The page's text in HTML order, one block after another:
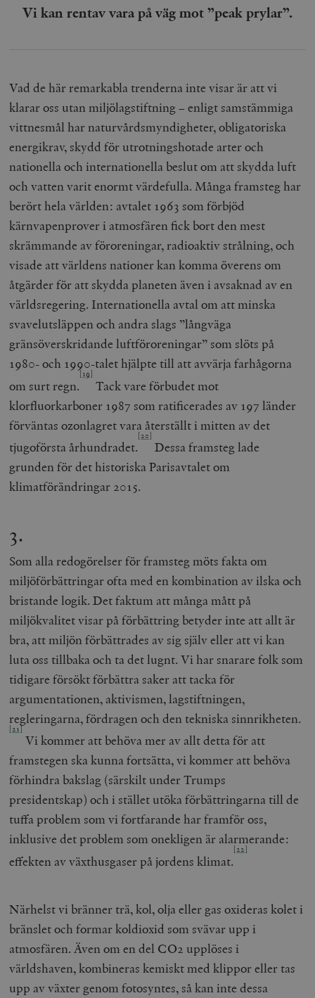
Vi kan rentav vara på väg mot ”peak prylar”.
Vad de här remarkabla trenderna inte visar är att vi
klarar oss utan miljölagstiftning – enligt samstämmiga
vittnesmål har naturvårdsmyndigheter, obligatoriska
energikrav, skydd för utrotningshotade arter och
nationella och internationella beslut om att skydda luft
och vatten varit enormt värdefulla.Många framsteg har
berört hela världen: avtalet 1963 som förbjöd
kärnvapenprover i atmosfären fick bort den mest
skrämmande av föroreningar, radioaktiv strålning, och
visade att världens nationer kan komma överens om
åtgärder för att skydda planeten även i avsaknad av en
världsregering. Internationella avtal om att minska
svavelutsläppen och andra slags ”långväga
gränsöverskridande luftföroreningar” som slöts på
1980- och 1990-talet hjälpte till att avvärja farhågorna
om surt regn.
[19]
Tack vare förbudet mot
klorfluorkarboner 1987 som ratificerades av 197 länder
förväntas ozonlagret vara återställt i mitten av det
tjugoförsta århundradet.
[20]
Dessa framsteg lade
grunden för det historiska Parisavtalet om
klimatförändringar 2015.
3.
Som alla redogörelser för framsteg möts fakta om
miljöförbättringar ofta med en kombination av ilska och
bristande logik. Det faktum att många mått på
miljökvalitet visar på förbättring betyderinte att allt är
bra, att miljön förbättrades av sig själv eller att vi kan
luta oss tillbaka och ta det lugnt. Vi har snarare folk som
tidigare försökt förbättra saker att tacka för
argumentationen, aktivismen, lagstiftningen,
regleringarna, fördragen och den tekniska sinnrikheten.
[21]
Vi kommer att behöva mer av allt detta för att
framstegen ska kunna fortsätta, vi kommer att behöva
förhindra bakslag (särskilt under Trumps
presidentskap) och i stället utöka förbättringarna till de
tuffa problem som vi fortfarande har framför oss,
inklusive det problem som onekligen är alarmerande:
effekten av växthusgaser på jordens klimat.
[22]
Närhelst vi bränner trä, kol, olja eller gas oxideras kolet i
bränslet och formar koldioxid som svävar upp i
atmosfären. Även om en del CO2 upplöses i
världshaven, kombineras kemiskt med klippor eller tas
upp av växter genom fotosyntes, så kan inte dessa